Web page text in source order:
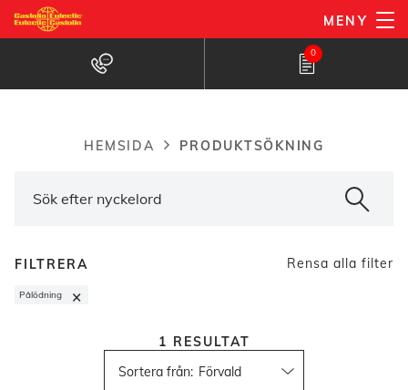
Hoppa
till
huvudinnehåll
MENY
Hitta produkter 0
HEMSIDA PRODUKTSÖKNING
FILTRERA Rensa alla filter
Pålödning ×
Sortera från:
1 RESULTAT